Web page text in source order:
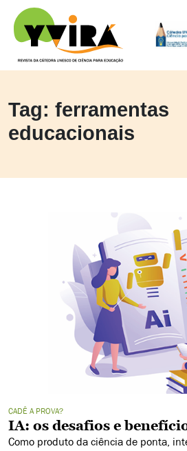
Tag: ferramentas
educacionais
CADÊ A PROVA?
IA: os desafios e
Como produto da ciência de ponta,